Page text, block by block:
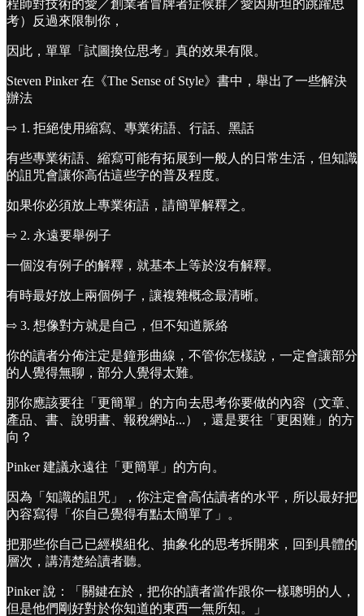
程師對技術的愛／創業者冒牌者症候群／愛因斯坦的跳躍思
考）反過來限制你，
因此，單單「試圖換位思考」真的效果有限。
Steven Pinker 在《The Sense of Style》書中，舉出了一些解決
辦法
⇨ 1. 拒絕使用縮寫、專業術語、行話、黑話
有些專業術語、縮寫可能有拓展到一般人的日常生活，但知識
的詛咒會讓你高估這些字的普及程度。
如果你必須放上專業術語，請簡單解釋之。
⇨ 2. 永遠要舉例子
一個沒有例子的解釋，就基本上等於沒有解釋。
有時最好放上兩個例子，讓複雜概念最清晰。
⇨ 3. 想像對方就是自己，但不知道脈絡
你的讀者分佈注定是鐘形曲線，不管你怎樣說，一定會讓部分
的人覺得無聊，部分人覺得太難。
那你應該要往「更簡單」的方向去思考你要做的內容（文章、
產品、書、說明書、報稅網站...），還是要往「更困難」的方
向？
Pinker 建議永遠往「更簡單」的方向。
因為「知識的詛咒」，你注定會高估讀者的水平，所以最好把
內容寫得「你自己覺得有點太簡單了」。
把那些你自己已經模組化、抽象化的思考拆開來，回到具體的
層次，講清楚給讀者聽。
Pinker 說：「關鍵在於，把你的讀者當作跟你一樣聰明的人，
但是他們剛好對於你知道的東西一無所知。」